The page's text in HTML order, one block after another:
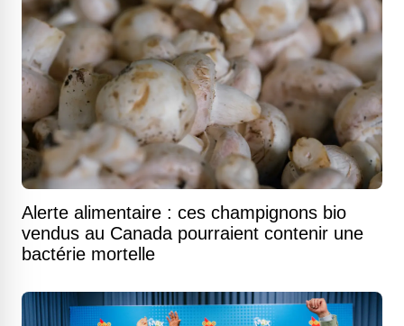
Alerte alimentaire : ces champignons bio
vendus au Canada pourraient contenir une
bactérie mortelle